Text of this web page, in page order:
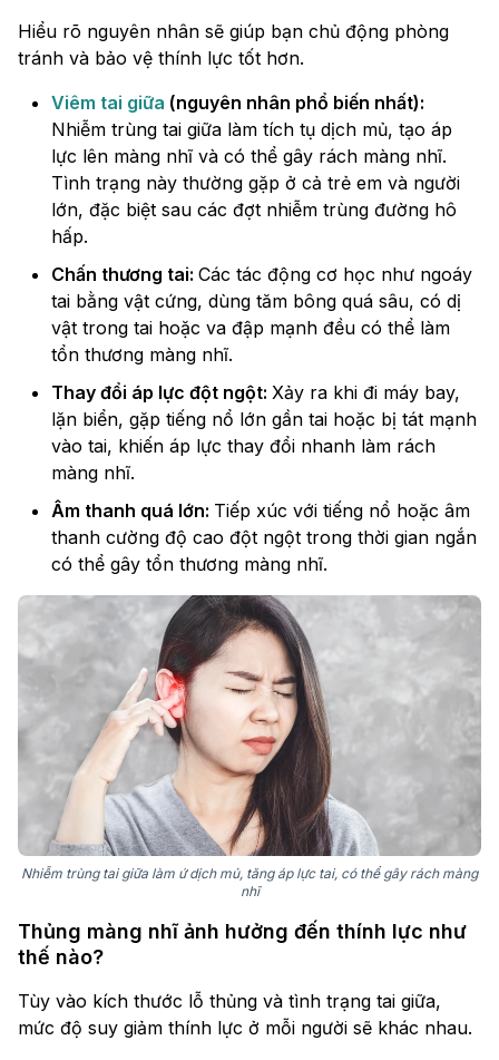
Hiểu rõ nguyên nhân sẽ giúp bạn chủ động phòng
tránh và bảo vệ thính lực tốt hơn.
Viêm tai giữa (nguyên nhân phổ biến nhất):
Nhiễm trùng tai giữa làm tích tụ dịch mủ, tạo áp
lực lên màng nhĩ và có thể gây rách màng nhĩ.
Tình trạng này thường gặp ở cả trẻ em và người
lớn, đặc biệt sau các đợt nhiễm trùng đường hô
hấp.
Chấn thương tai: Các tác động cơ học như ngoáy
tai bằng vật cứng, dùng tăm bông quá sâu, có dị
vật trong tai hoặc va đập mạnh đều có thể làm
tổn thương màng nhĩ.
Thay đổi áp lực đột ngột: Xảy ra khi đi máy bay,
lặn biển, gặp tiếng nổ lớn gần tai hoặc bị tát mạnh
vào tai, khiến áp lực thay đổi nhanh làm rách
màng nhĩ.
Âm thanh quá lớn: Tiếp xúc với tiếng nổ hoặc âm
thanh cường độ cao đột ngột trong thời gian ngắn
có thể gây tổn thương màng nhĩ.
Nhiễm trùng tai giữa làm ứ dịch mủ, tăng áp lực tai, có thể gây rách màng
nhĩ
Thủng màng nhĩ ảnh hưởng đến thính lực như
thế nào?
Tùy vào kích thước lỗ thủng và tình trạng tai giữa,
mức độ suy giảm thính lực ở mỗi người sẽ khác nhau.